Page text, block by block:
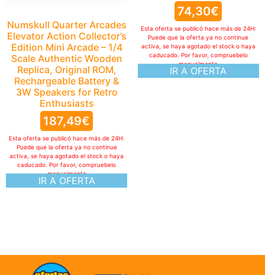
Numskull Quarter Arcades
Elevator Action Collector’s
Edition Mini Arcade – 1/4
Scale Authentic Wooden
Replica, Original ROM,
Rechargeable Battery &
3W Speakers for Retro
Enthusiasts
187,49€
IR A OFERTA
Esta oferta se publicó hace más de 24H:
Puede que la oferta ya no continue
activa, se haya agotado el stock o haya
caducado. Por favor, compruebelo
manualmente
74,30€
IR A OFERTA
Esta oferta se publicó hace más de 24H:
Puede que la oferta ya no continue
activa, se haya agotado el stock o haya
caducado. Por favor, compruebelo
manualmente